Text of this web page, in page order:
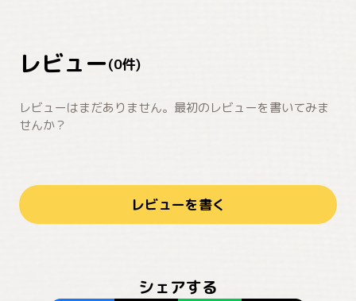
レビュー(0件)
レビューはまだありません。最初のレビューを書いてみま
せんか？
レビューを書く
シェアする